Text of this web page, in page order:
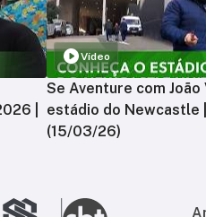
|
Vídeo
Se Aventure com
estádio do Newcastle
(15/03/26)